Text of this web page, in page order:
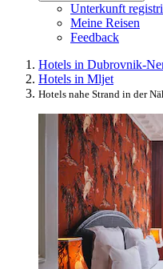
Unterkunft
Meine Reisen
Feedback
Hotels in Dubrovnik-
Hotels in Mljet
Hotels nahe Strand in der